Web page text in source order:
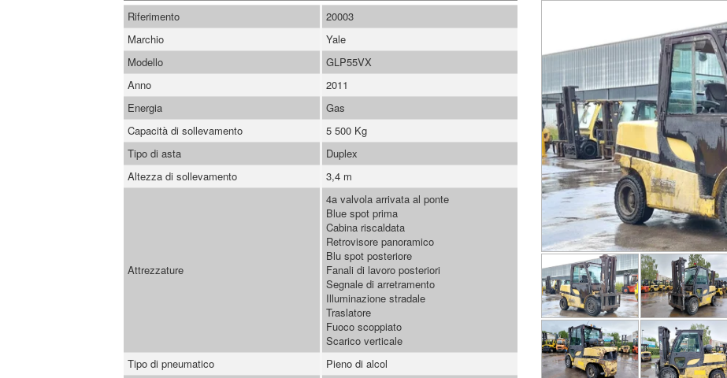
Riferimento
20003
Marchio
Yale
Modello
GLP55VX
Anno
2011
Energia
Gas
Capacità di sollevamento
5 500 Kg
Tipo di asta
Duplex
Altezza di sollevamento
3,4 m
Attrezzature
4a valvola arrivata al ponte
Blue spot prima
Cabina riscaldata
Retrovisore panoramico
Blu spot posteriore
Fanali di lavoro posteriori
Segnale di arretramento
Illuminazione stradale
Traslatore
Fuoco scoppiato
Scarico verticale
Tipo di pneumatico
Pieno di alcol